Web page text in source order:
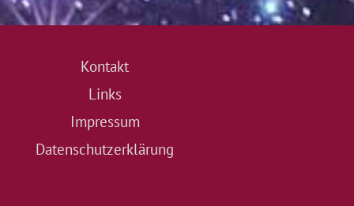
Kontakt
Links
Impressum
Datenschutzerklärung